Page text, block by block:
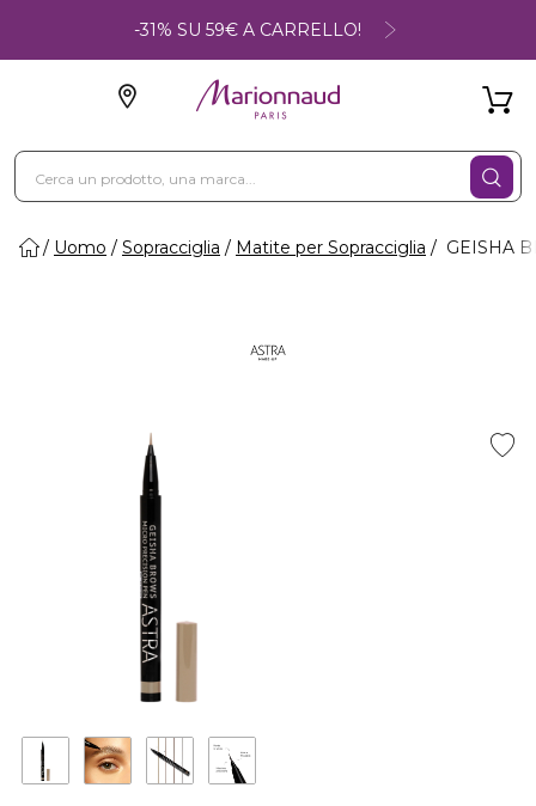
-31% SU 59€ A CARRELLO!
Uomo Sopracciglia Matite per Sopracciglia GEISHA